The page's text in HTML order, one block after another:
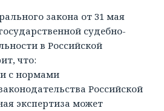
закона от 31 мая
судебно-
в Российской
что:
с нормами
Российской
экспертиза может